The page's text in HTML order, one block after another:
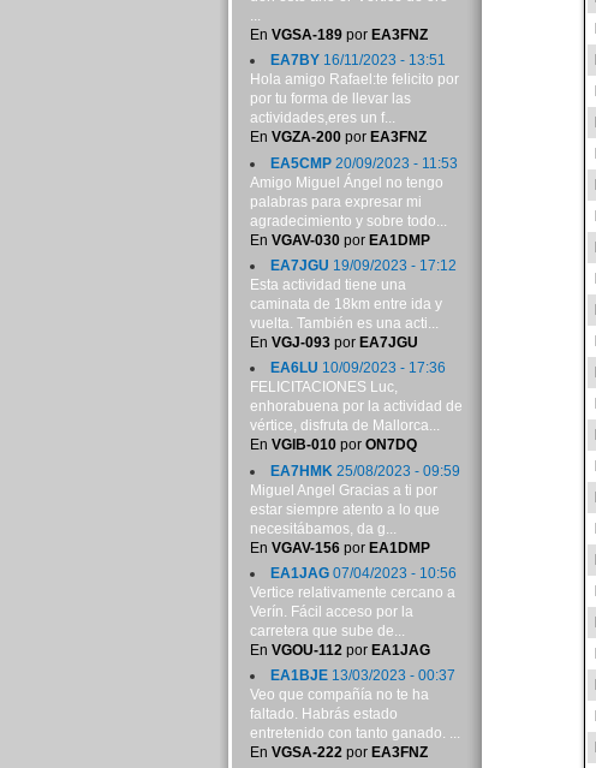
...
En VGSA-189por EA3FNZ
EA7BY16/11/2023 - 13:51
Hola amigo Rafael:te felicito por
por tu forma de llevar las
actividades,eres un f...
En VGZA-200por EA3FNZ
EA5CMP20/09/2023 - 11:53
Amigo Miguel Ángel no tengo
palabras para expresar mi
agradecimiento y sobre todo...
En VGAV-030por EA1DMP
EA7JGU 19/09/2023 - 17:12
Esta actividad tiene una
caminata de 18km entre ida y
vuelta. También es una acti...
En VGJ-093por EA7JGU
EA6LU 10/09/2023 - 17:36
FELICITACIONES Luc,
enhorabuena por la actividad de
vértice, disfruta de Mallorca...
En VGIB-010por ON7DQ
EA7HMK 25/08/2023 - 09:59
Miguel Angel Gracias a ti por
estar siempre atento a lo que
necesitábamos, da g...
En VGAV-156por EA1DMP
EA1JAG07/04/2023 - 10:56
Vertice relativamente cercano a
Verín. Fácil acceso por la
carretera que sube de...
En VGOU-112por EA1JAG
EA1BJE13/03/2023 - 00:37
Veo que compañía no te ha
faltado. Habrás estado
entretenido con tanto ganado. ...
En VGSA-222por EA3FNZ